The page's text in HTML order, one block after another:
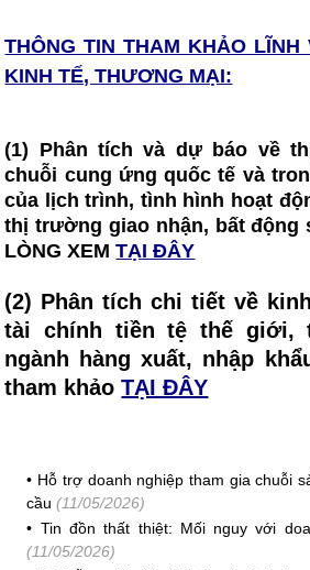
THÔNG TIN THAM KHẢO LĨNH
KINH TẾ, THƯƠNG MẠI:
(1) Phân tích và dự báo về
chuỗi cung ứng quốc tế và
của lịch trình, tình hình hoạt
thị trường giao nhận, bất động
LÒNG XEM TẠI ĐÂY
(2) Phân tích chi tiết về
tài chính tiền tệ thế giới,
ngành hàng xuất, nhập
tham khảoTẠI ĐÂY
• Hỗ trợ doanh nghiệp tham gia chuỗi
cầu (11/05/2026)
• Tin đồn thất thiệt: Mối nguy với
(11/05/2026)